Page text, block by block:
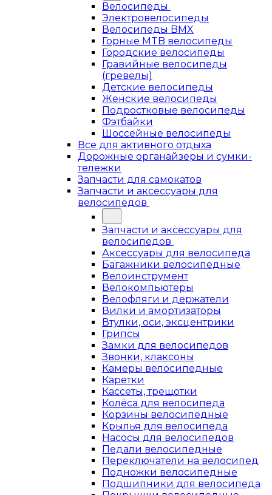
Велосипеды
Электровелосипеды
Велосипеды BMX
Горные MTB велосипеды
Городские велосипеды
Гравийные велосипеды
(гревелы)
Детские велосипеды
Женские велосипеды
Подростковые велосипеды
Фэтбайки
Шоссейные велосипеды
Все для активного отдыха
Дорожные органайзеры и сумки-
тележки
Запчасти для самокатов
Запчасти и аксессуары для
велосипедов
Запчасти и аксессуары для
велосипедов
Аксессуары для велосипеда
Багажники велосипедные
Велоинструмент
Велокомпьютеры
Велофляги и держатели
Вилки и амортизаторы
Втулки, оси, эксцентрики
Грипсы
Замки для велосипедов
Звонки, клаксоны
Камеры велосипедные
Каретки
Кассеты, трещотки
Колёса для велосипеда
Корзины велосипедные
Крылья для велосипеда
Насосы для велосипедов
Педали велосипедные
Переключатели на велосипед
Подножки велосипедные
Подшипники для велосипеда